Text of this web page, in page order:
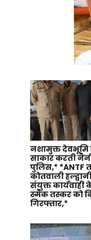
नशामुक्त
साकार करती
पुलिस,* *ANTF
कोतवाली
संयुक्त कार्यवाही
स्मैक तस्कर को
गिरफ्तार,*